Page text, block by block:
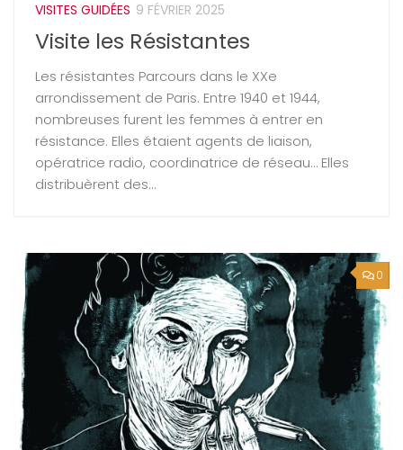
VISITES GUIDÉES 9 FÉVRIER 2025
Visite les Résistantes
Les résistantes Parcours dans le XXe
arrondissement de Paris. Entre 1940 et 1944,
nombreuses furent les femmes à entrer en
résistance. Elles étaient agents de liaison,
opératrice radio, coordinatrice de réseau… Elles
distribuèrent des...
0